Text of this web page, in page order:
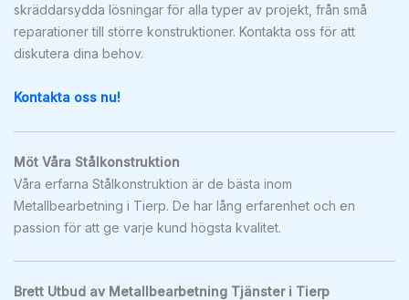
skräddarsydda lösningar för alla typer av projekt, från små
reparationer till större konstruktioner. Kontakta oss för att
diskutera dina behov.
Kontakta oss nu!
Möt Våra Stålkonstruktion
Våra erfarna Stålkonstruktion är de bästa inom
Metallbearbetning i Tierp. De har lång erfarenhet och en
passion för att ge varje kund högsta kvalitet.
Brett Utbud av Metallbearbetning Tjänster i Tierp